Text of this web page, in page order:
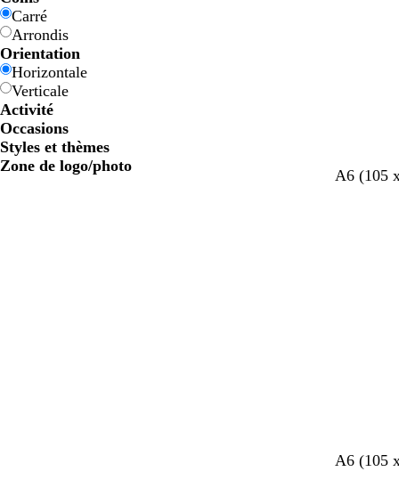
Carré
Arrondis
Orientation
Horizontale
Verticale
Activité
Occasions
Styles et thèmes
Zone de logo/photo
A6 (105
A6 (105